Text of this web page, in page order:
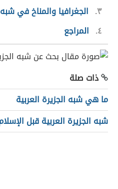
٣
الجغرافيا والمناخ في شبه
٤
المراجع
ذات صلة
ما هي شبه الجزيرة العربية
شبه الجزيرة العربية قبل